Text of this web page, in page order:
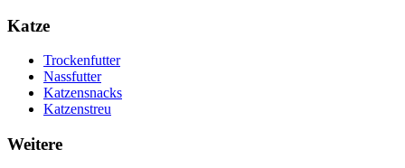
Katze
Trockenfutter
Nassfutter
Katzensnacks
Katzenstreu
Weitere